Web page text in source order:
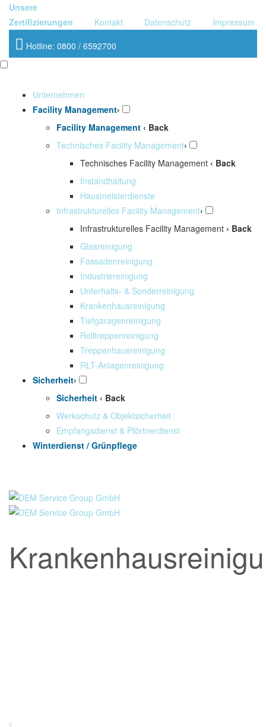
Unsere
Zertifizierungen
Kontakt Datenschutz
Impressum
Hotline: 0800 / 6592700
Unternehmen
Facility Management›
Facility Management ‹ Back
Technisches Facility Management›
Technisches Facility Management ‹ Back
Instandhaltung
Hausmeisterdienste
Infrastrukturelles Facility Management›
Infrastrukturelles Facility Management ‹ Back
Glasreinigung
Fassadenreinigung
Industriereinigung
Unterhalts- & Sonderreinigung
Krankenhausreinigung
Tiefgaragenreinigung
Rolltreppenreinigung
Treppenhausreinigung
RLT-Anlagenreinigung
Sicherheit›
Sicherheit ‹ Back
Werkschutz & Objektsicherheit
Empfangsdienst & Pförtnerdienst
Winterdienst / Grünpflege